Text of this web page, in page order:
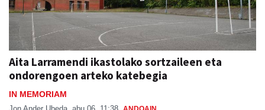
Aita Larramendi ikastolako sortzaileen eta
ondorengoen arteko katebegia
IN MEMORIAM